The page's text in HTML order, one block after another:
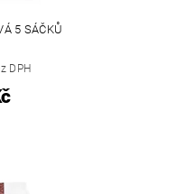
5 SÁČKŮ
DPH